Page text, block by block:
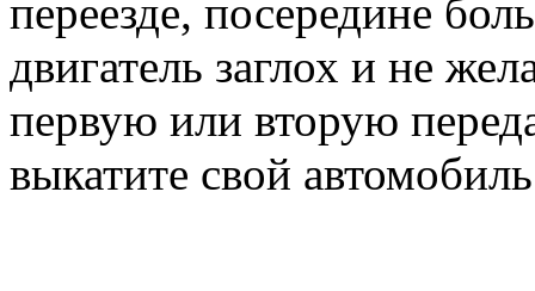
переезде, посередине
двигатель заглох и не
первую или вторую
выкатите свой